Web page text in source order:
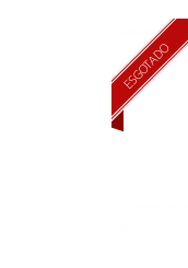
ESGOTADO